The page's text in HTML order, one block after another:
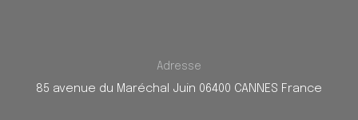
Adresse
85 avenue du Maréchal Juin 06400 CANNES France